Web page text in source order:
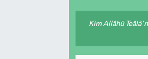
Kim Allâhü